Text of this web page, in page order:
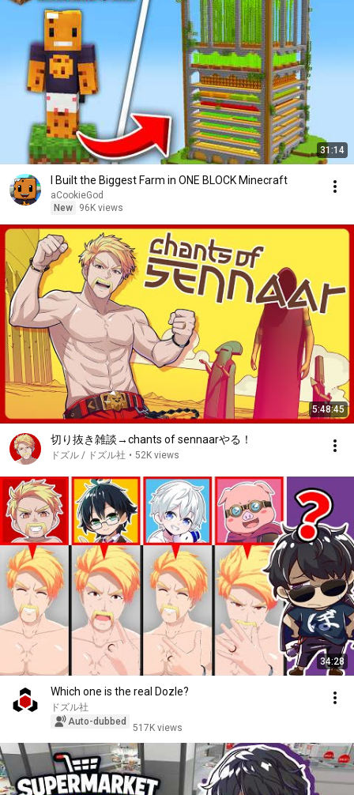
31:14
I Built the Biggest Farm in ONE BLOCK Minecraft
aCookieGod
New
96K views
5:48:45
切り抜き雑談→chants of sennaarやる！
ドズル / ドズル社 • 52K views
34:28
Which one is the real Dozle?
ドズル社
Auto-dubbed
517K views